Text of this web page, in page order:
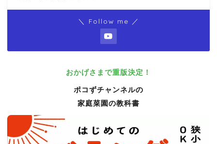
＼ Follow me ／
おかげさまで重版決定！
ポコずチャンネルの
家庭菜園の教科書